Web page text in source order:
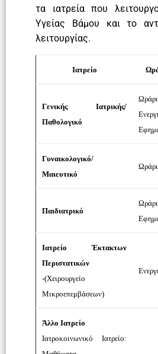
τα ιατρεία που
Υγείας Βάμου και το
λειτουργίας.
Ιατρείο
Γενικής Ιατρικής/
Παθολογικό
Γυναικολογικό/
Μαιευτικό
Παιδιατρικό
Ιατρείο Έκτακτων
Περιστατικών
-(Χειρουργείο
Μικροεπεμβάσεων)
Άλλο Ιατρείο
Ιατροκοινωνικό Ιατρείο: